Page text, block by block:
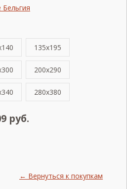
135x195
200x290
280x380
руб.
← Вернуться к покупкам